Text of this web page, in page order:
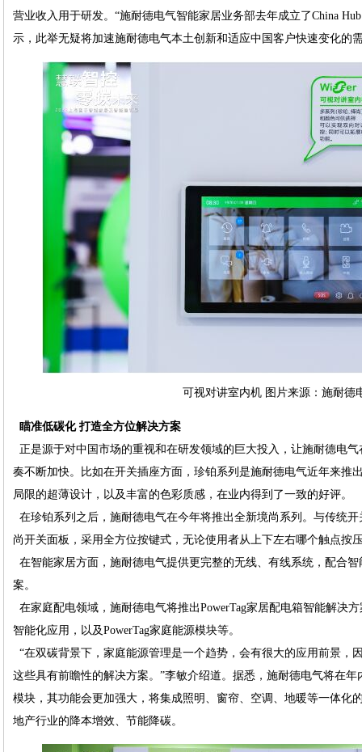
营业收入用于研发。“施耐德电气智能家居业务部去年成立了China
示，此举无疑将加速施耐德电气本土创新和适应中国客户快速变化的
可视对讲室内机 图片来源：施耐德
瞄准低碳化 打造全方位解决方案
正是源于对中国市场的重视和在研发领域的巨大投入，让施耐德电
奏不断加快。比如在开关插座方面，珍铂系列是施耐德电气近年来推
局限的超薄设计，以及丰富的色彩质感，在业内得到了一致的好评。
在珍铂系列之后，施耐德电气在今年将推出全新境尚系列。与传统开
尚开关面板，采用全方位按键式，无论使用者从上下左右哪个触点按
在智能家居方面，施耐德电气提供更完整的无线、有线系统，配合
案。
在家庭配电领域，施耐德电气将推出PowerTag家居配电箱智能解决
智能化应用，以及PowerTag家庭能源模块等。
“在双碳背景下，家庭能源管理是一个趋势，会有很大的应用前景，
这些具有前瞻性的解决方案。”李敏介绍道。据悉，施耐德电气将在
模块，其功能会更加强大，将集成照明、窗帘、空调、地暖等一体化
地产行业的降本增效、节能降碳。